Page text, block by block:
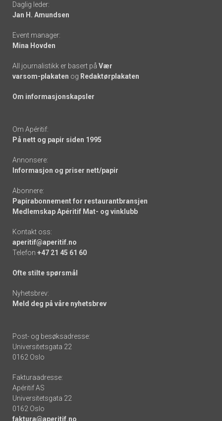
links
Daglig leder:
Jan H. Amundsen
Event manager:
Mina Hovden
All journalistikk er basert på Vær
varsom-plakaten og Redaktørplakaten
Om informasjonskapsler
Om Apéritif:
På nett og papir siden 1995
Annonsere:
Informasjon og priser nett/papir
Abonnere:
Papirabonnement for restaurantbransjen
Medlemskap Apéritif Mat- og vinklubb
Kontakt oss:
aperitif@aperitif.no
Telefon +47 21 45 61 60
Ofte stilte spørsmål
Nyhetsbrev:
Meld deg på våre nyhetsbrev
Post- og besøksadresse:
Universitetsgata 22
0162 Oslo
Fakturaadresse:
Apéritif AS
Universitetsgata 22
0162 Oslo
faktura@aperitif.no